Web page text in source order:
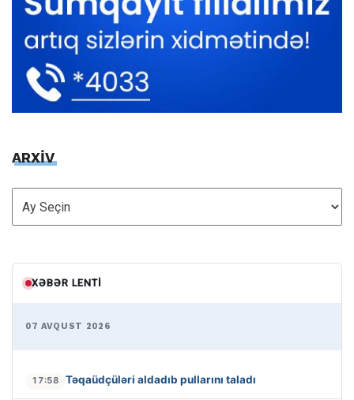
ARXİV
ARXİV
XƏBƏR LENTI
07 AVQUST 2026
17:58 Təqaüdçüləri aldadıb pullarını taladı